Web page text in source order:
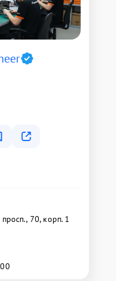
70, корп. 1